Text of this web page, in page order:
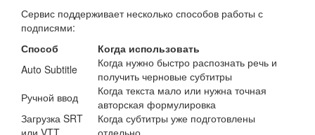
Сервис поддерживает несколько способов работы с
подписями:
Способ
Когда использовать
Auto Subtitle
Когда нужно быстро распознать речь и
получить черновые субтитры
Ручной ввод
Когда текста мало или нужна точная
авторская формулировка
Загрузка SRT
или VTT
Когда субтитры уже подготовлены
отдельно